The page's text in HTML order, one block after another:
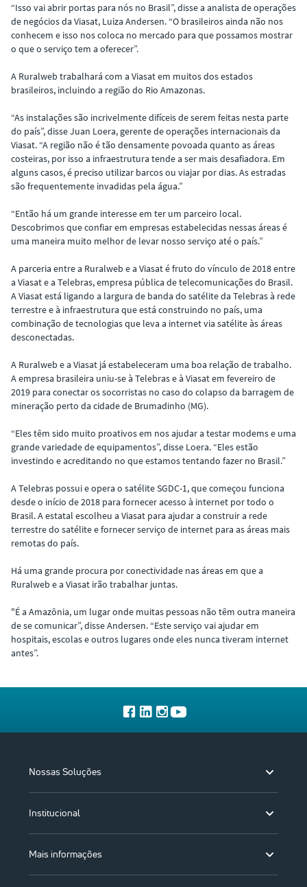
“Isso vai abrir portas para nós no Brasil”, disse a analista de operações
de negócios da Viasat, Luiza Andersen. “O brasileiros ainda não nos
conhecem e isso nos coloca no mercado para que possamos mostrar
o que o serviço tem a oferecer”.
A Ruralweb trabalhará com a Viasat em muitos dos estados
brasileiros, incluindo a região do Rio Amazonas.
“As instalações são incrivelmente difíceis de serem feitas nesta parte
do país”, disse Juan Loera, gerente de operações internacionais da
Viasat. “A região não é tão densamente povoada quanto as áreas
costeiras, por isso a infraestrutura tende a ser mais desafiadora. Em
alguns casos, é preciso utilizar barcos ou viajar por dias. As estradas
são frequentemente invadidas pela água.”
“Então há um grande interesse em ter um parceiro local.
Descobrimos que confiar em empresas estabelecidas nessas áreas é
uma maneira muito melhor de levar nosso serviço até o país.”
A parceria entre a Ruralweb e a Viasat é fruto do vínculo de 2018 entre
a Viasat e a Telebras, empresa pública de telecomunicações do Brasil.
A Viasat está ligando a largura de banda do satélite da Telebras à rede
terrestre e à infraestrutura que está construindo no país, uma
combinação de tecnologias que leva a internet via satélite às áreas
desconectadas.
A Ruralweb e a Viasat já estabeleceram uma boa relação de trabalho.
A empresa brasileira uniu-se à Telebras e à Viasat em fevereiro de
2019 para conectar os socorristas no caso do colapso da barragem de
mineração perto da cidade de Brumadinho (MG).
“Eles têm sido muito proativos em nos ajudar a testar modems e uma
grande variedade de equipamentos”, disse Loera. “Eles estão
investindo e acreditando no que estamos tentando fazer no Brasil.”
A Telebras possui e opera o satélite SGDC-1, que começou funciona
desde o início de 2018 para fornecer acesso à internet por todo o
Brasil. A estatal escolheu a Viasat para ajudar a construir a rede
terrestre do satélite e fornecer serviço de internet para as áreas mais
remotas do país.
Há uma grande procura por conectividade nas áreas em que a
Ruralweb e a Viasat irão trabalhar juntas.
"É a Amazônia, um lugar onde muitas pessoas não têm outra maneira
de se comunicar”, disse Andersen. “Este serviço vai ajudar em
hospitais, escolas e outros lugares onde eles nunca tiveram internet
antes”.
Nossas Soluções
Institucional
Mais informações